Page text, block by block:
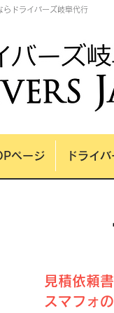
らドライバーズ岐阜代行
ページ ドライ
見積依頼
スマフォ